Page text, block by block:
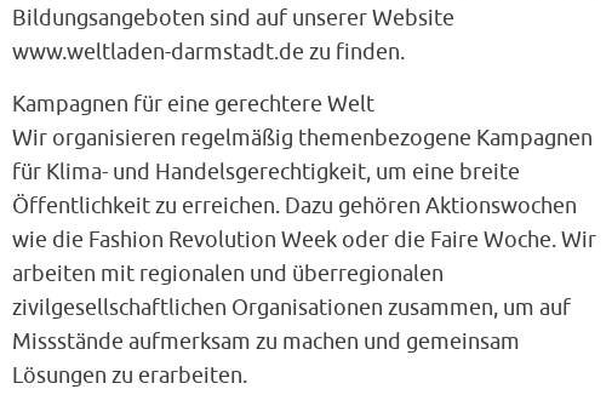
Bildungsangeboten sind auf unserer Website
www.weltladen-darmstadt.de zu finden.
Kampagnen für eine gerechtere Welt
Wir organisieren regelmäßig themenbezogene Kampagnen
für Klima- und Handelsgerechtigkeit, um eine breite
Öffentlichkeit zu erreichen. Dazu gehören Aktionswochen
wie die Fashion Revolution Week oder die Faire Woche. Wir
arbeiten mit regionalen und überregionalen
zivilgesellschaftlichen Organisationen zusammen, um auf
Missstände aufmerksam zu machen und gemeinsam
Lösungen zu erarbeiten.